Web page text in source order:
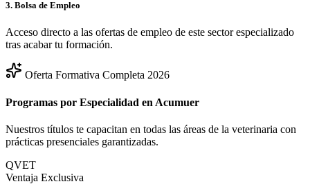
3. Bolsa de Empleo
Acceso directo a las ofertas de empleo de este sector especializado
tras acabar tu formación.
Oferta Formativa Completa 2026
Programas por Especialidad en Acumuer
Nuestros títulos te capacitan en todas las áreas de la veterinaria con
prácticas presenciales garantizadas.
QVET
Ventaja Exclusiva